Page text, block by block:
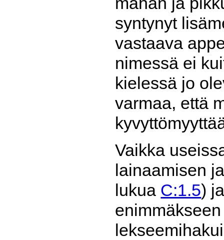
syntynyt
vastaava
nimessä ei
kielessä jo
varmaa, että
Vaikka
lainaamisen
lukua C:1.5)